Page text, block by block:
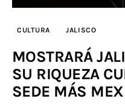
CULTURA JALISCO
MOSTRARÁ
SU RIQUEZA
SEDE MÁS